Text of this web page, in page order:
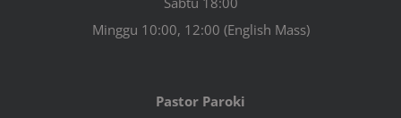
Minggu 10:00, 12:00 (English Mass)
Pastor Paroki